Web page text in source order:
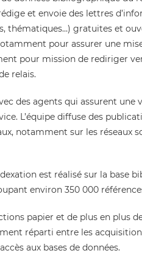
et envoie des lettres
thématiques…) gratuites et
pour assurer une
pour mission de rediriger
relais.
des agents qui assurent une
L’équipe diffuse des
notamment sur les réseaux
est réalisé sur la base
environ 350 000
papier et de plus en plus
réparti entre les
aux bases de données.